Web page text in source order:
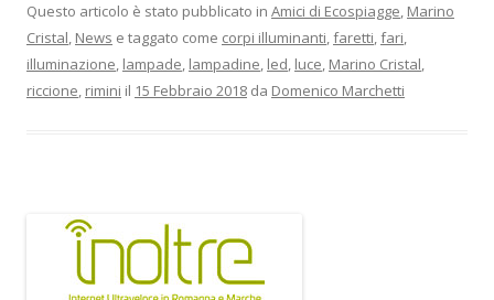
Questo articolo è stato pubblicato in Amici di Ecospiagge, Marino
Cristal, News e taggato come corpi illuminanti,faretti,fari,
illuminazione, lampade, lampadine, led, luce, Marino Cristal,
riccione, rimini il 15 Febbraio 2018 da Domenico Marchetti